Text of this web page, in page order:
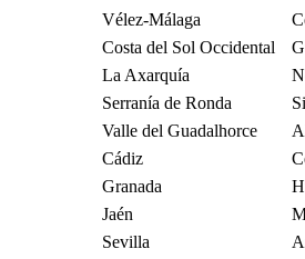
Vélez-Málaga
Costa del Sol Occidental
La Axarquía
Serranía de Ronda
Valle del Guadalhorce
Cádiz
Granada
Jaén
Sevilla